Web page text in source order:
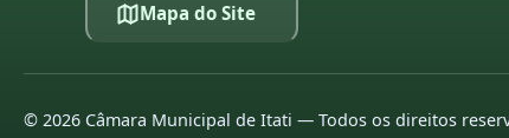
Mapa do Site
© 2026 Câmara Municipal de Itati — Todos os direitos